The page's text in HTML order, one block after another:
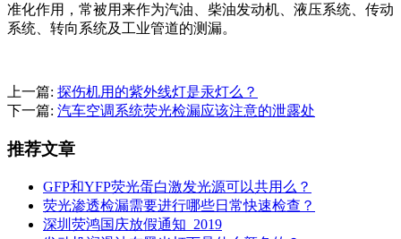
准化作用，常被用来作为汽油、柴油发动机、液压系统、传动
系统、转向系统及工业管道的测漏。
上一篇: 探伤机用的紫外线灯是汞灯么？
下一篇: 汽车空调系统荧光检漏应该注意的泄露处
推荐文章
GFP和YFP荧光蛋白激发光源可以共用么？
荧光渗透检漏需要进行哪些日常快速检查？
深圳荧鸿国庆放假通知_2019